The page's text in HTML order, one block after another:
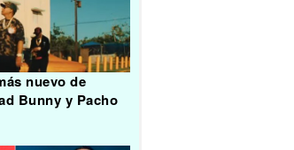
nuevo de
Bunny y Pacho